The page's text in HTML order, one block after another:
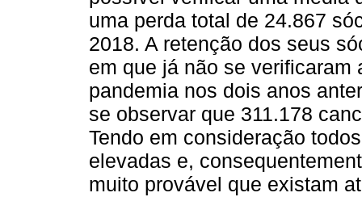
uma perda total de 24.867
2018. A retenção dos seus
em que já não se
pandemia nos dois anos
se observar que 311.178
Tendo em consideração
elevadas e,
muito provável que existam